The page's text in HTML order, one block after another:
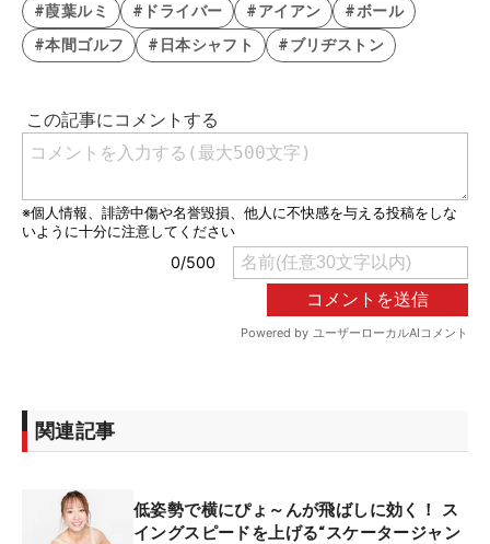
#葭葉ルミ #ドライバー #アイアン
#ボール
#本間ゴルフ
#日本シャフト #ブリヂストン
関連記事
低姿勢で横にぴょ～んが飛ばしに効く！ ス
イングスピードを上げる“スケータージャン